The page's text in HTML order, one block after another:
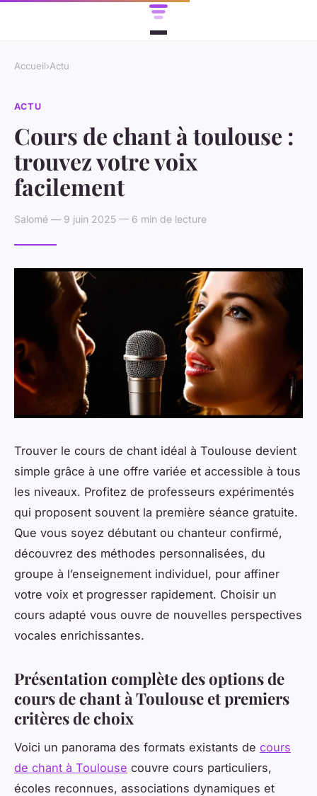
Accueil›Actu
ACTU
Cours de chant à toulouse :
trouvez votre voix
facilement
Salomé — 9 juin 2025 — 6 min de lecture
Trouver le cours de chant idéal à Toulouse devient
simple grâce à une offre variée et accessible à tous
les niveaux. Profitez de professeurs expérimentés
qui proposent souvent la première séance gratuite.
Que vous soyez débutant ou chanteur confirmé,
découvrez des méthodes personnalisées, du
groupe à l’enseignement individuel, pour affiner
votre voix et progresser rapidement. Choisir un
cours adapté vous ouvre de nouvelles perspectives
vocales enrichissantes.
Présentation complète des options de
cours de chant à Toulouse et premiers
critères de choix
Voici un panorama des formats existants de cours
de chant à Toulouse couvre cours particuliers,
écoles reconnues, associations dynamiques et